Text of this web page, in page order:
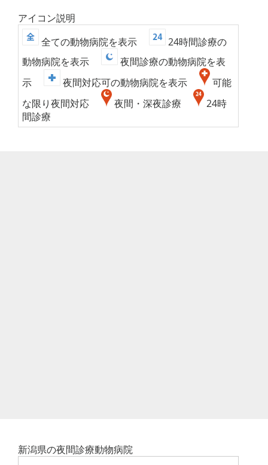
アイコン説明
全ての動物病院を表示
24時間診療の
動物病院を表示
夜間診療の動物病院を表
示
夜間対応可の動物病院を表示
可能
な限り夜間対応
夜間・深夜診療
24時
間診療
新潟県の夜間診療動物病院